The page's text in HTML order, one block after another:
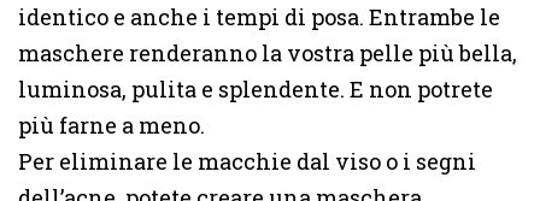
identico e anche i tempi di posa. Entrambe le
maschere renderanno la vostra pelle più bella,
luminosa, pulita e splendente. E non potrete
più farne a meno.
Per eliminare le macchie dal viso o i segni